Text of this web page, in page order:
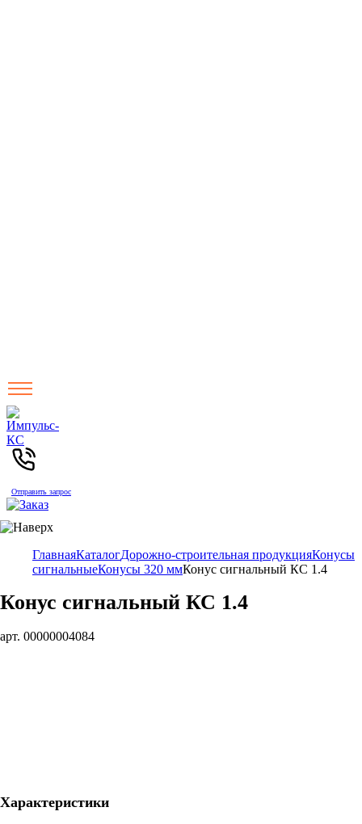
Отправить запрос
ГлавнаяКаталогДорожно-строительная продукцияКонусы
сигнальныеКонусы 320 ммКонус сигнальный КС 1.4
Конус сигнальный КС 1.4
арт. 00000004084
Характеристики